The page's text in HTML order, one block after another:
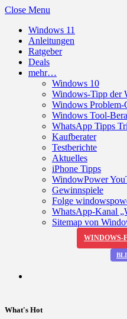
Close Menu
Windows 11
Anleitungen
Ratgeber
Deals
mehr…
Windows 10
Windows-Tipp der
Windows Problem-
Windows Tool-
WhatsApp Tipps
Kaufberater
Testberichte
Aktuelles
iPhone Tipps
WindowPower
Gewinnspiele
Folge
WhatsApp-Kanal
Sitemap von
WINDOWS-
What's Hot